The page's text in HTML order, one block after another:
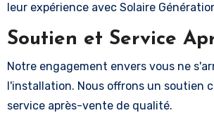
leur expérience avec Solaire
Soutien et Service
Notre engagement envers vous ne
l'installation. Nous offrons un soutien
service après-vente de qualité.